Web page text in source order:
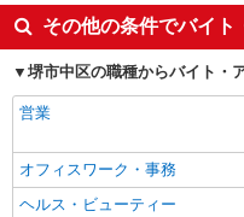
そのほか一般道が広く区域をカ
す。主要道路沿いには郊外型飲
ストフード、大型スーパー、ガ
の求人が多く見つかります。区
堺市中区役所などの公共施設や
ェ、パン屋、パチンコ店、携帯
エリアでは多くの職種のバイト
自由に選べるものが多いです。
あり、看護師や医療事務の求人
行基が築いたと伝えられる大野
その他の条件でバイト
堺市中区の職種からバイト・
営業
オフィスワーク・事務
ヘルス・ビューティー